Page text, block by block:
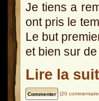
Je tiens a
ont pris le
Le but
et bien sur
Lire la
(20